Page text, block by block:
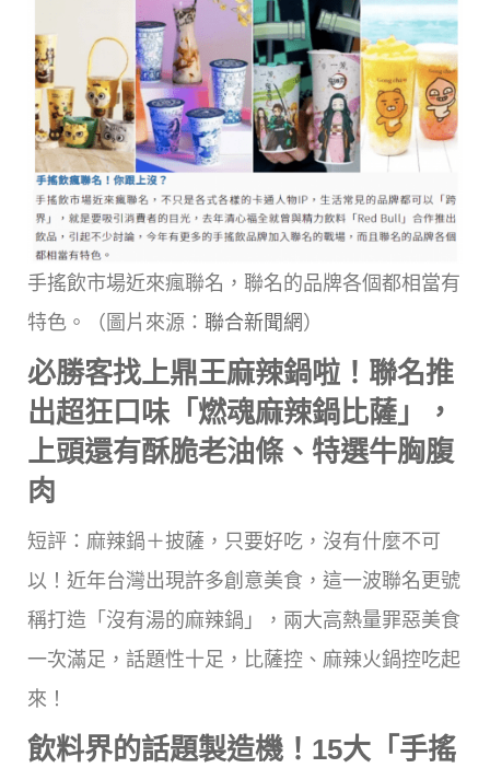
手搖飲市場近來瘋聯名，聯名的品牌各個都相當有
特色。（圖片來源： 聯合新聞網 ）
必勝客找上鼎王麻辣鍋啦！聯名推
出超狂口味「燃魂麻辣鍋比薩」，
上頭還有酥脆老油條、特選牛胸腹
肉
短評：麻辣鍋＋披薩，只要好吃，沒有什麼不可
以！近年台灣出現許多創意美食，這一波聯名更號
稱打造「沒有湯的麻辣鍋」，兩大高熱量罪惡美食
一次滿足，話題性十足，比薩控、麻辣火鍋控吃起
來！
飲料界的話題製造機！15大「手搖